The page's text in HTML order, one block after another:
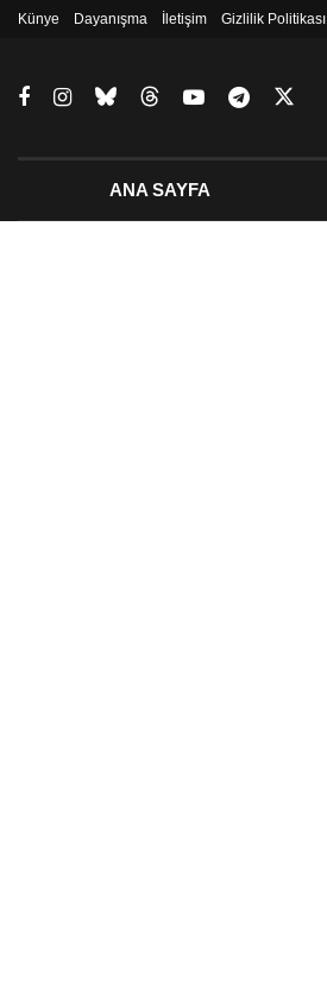
Künye Dayanışma İletişim Gizlilik Politikası
ANA SAYFA